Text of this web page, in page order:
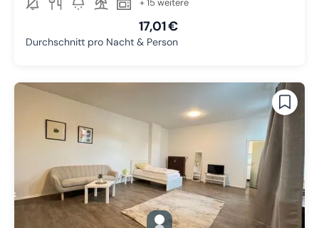
17,01 €
Durchschnitt pro Nacht & Person
gallery.slide_selector